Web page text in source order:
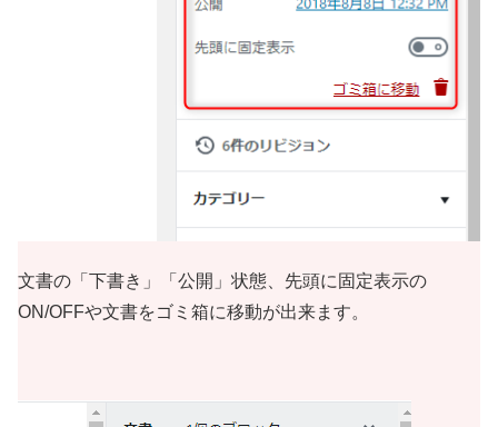
文書の「下書き」「公開」状態、先頭に固定表示の
ON/OFFや文書をゴミ箱に移動が出来ます。